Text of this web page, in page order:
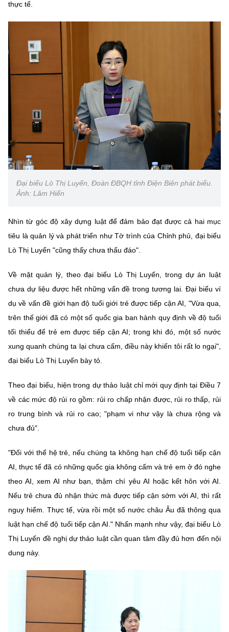
thực tế.
Đại biểu Lò Thị Luyến, Đoàn ĐBQH tỉnh Điện Biên phát biểu.
Ảnh: Lâm Hiển
Nhìn từ góc độ xây dựng luật để đảm bảo đạt được cả hai mục
tiêu là quản lý và phát triển như Tờ trình của Chỉnh phủ, đại biểu
Lò Thị Luyến "cũng thấy chưa thấu đáo".
Về mặt quản lý, theo đại biểu Lò Thị Luyến, trong dự án luật
chưa dự liệu được hết những vấn đề trong tương lai. Đại biểu ví
dụ về vấn đề giới hạn độ tuổi giới trẻ được tiếp cận AI, "Vừa qua,
trên thế giới đã có một số quốc gia ban hành quy định về độ tuổi
tối thiểu để trẻ em được tiếp cận AI; trong khi đó, một số nước
xung quanh chúng ta lại chưa cấm, điều này khiến tôi rất lo ngại",
đại biểu Lò Thị Luyến bày tỏ.
Theo đại biểu, hiện trong dự thảo luật chỉ mới quy định tại Điều 7
về các mức độ rủi ro gồm: rủi ro chấp nhận được, rủi ro thấp, rủi
ro trung bình và rủi ro cao; "phạm vi như vậy là chưa rộng và
chưa đủ".
"Đối với thế hệ trẻ, nếu chúng ta không hạn chế độ tuổi tiếp cận
AI, thực tế đã có những quốc gia không cấm và trẻ em ở đó nghe
theo AI, xem AI như bạn, thậm chí yêu AI hoặc kết hôn với AI.
Nếu trẻ chưa đủ nhận thức mà được tiếp cận sớm với AI, thì rất
nguy hiểm. Thực tế, vừa rồi một số nước châu Âu đã thông qua
luật hạn chế độ tuổi tiếp cận AI." Nhấn mạnh như vậy, đại biểu Lò
Thị Luyến đề nghị dự thảo luật cần quan tâm đầy đủ hơn đến nội
dung này.